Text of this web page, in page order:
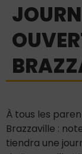
À tous les
Brazzaville :
tiendra une